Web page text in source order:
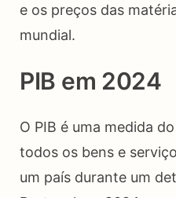
e os preços das
mundial.
PIB em 2024
O PIB é uma medida
todos os bens e
um país durante um